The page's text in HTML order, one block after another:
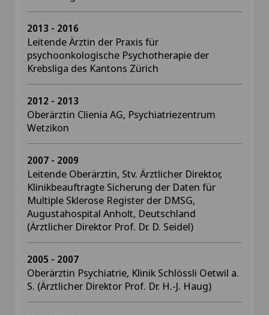
2013 - 2016
Leitende Ärztin der Praxis für
psychoonkologische Psychotherapie der
Krebsliga des Kantons Zürich
2012 - 2013
Oberärztin Clienia AG, Psychiatriezentrum
Wetzikon
2007 - 2009
Leitende Oberärztin, Stv. Ärztlicher Direktor,
Klinikbeauftragte Sicherung der Daten für
Multiple Sklerose Register der DMSG,
Augustahospital Anholt, Deutschland
(Ärztlicher Direktor Prof. Dr. D. Seidel)
2005 - 2007
Oberärztin Psychiatrie, Klinik Schlössli Oetwil a.
S. (Ärztlicher Direktor Prof. Dr. H.-J. Haug)